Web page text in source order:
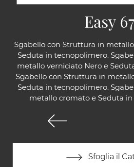
Sgabello con Struttura in
Seduta in tecnopolimero.
metallo verniciato Nero e
Sgabello con Struttura in
Seduta in tecnopolimero.
metallo cromato e Seduta
Sfoglia il
Easy 67